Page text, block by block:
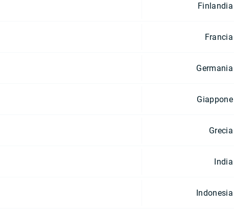
Finlandia
Francia
Germania
Giappone
Grecia
India
Indonesia